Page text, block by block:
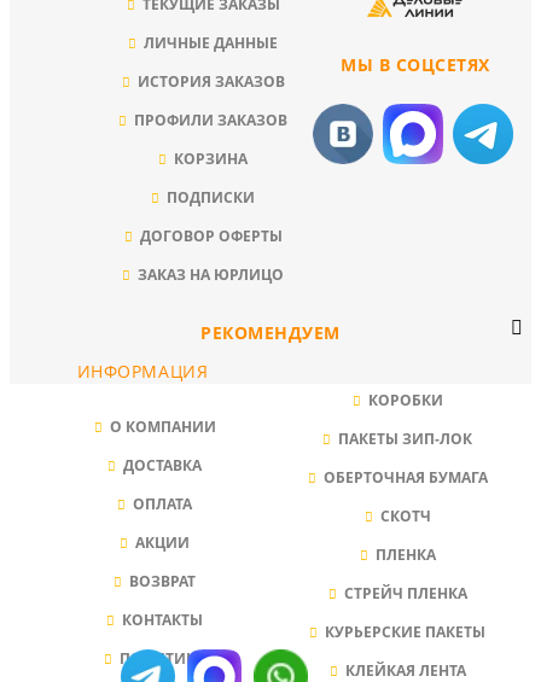
МЫ В СОЦСЕТЯХ
ЛИЧНЫЕ ДАННЫЕ
ИСТОРИЯ ЗАКАЗОВ
ПРОФИЛИ ЗАКАЗОВ
КОРЗИНА
ПОДПИСКИ
ДОГОВОР ОФЕРТЫ
ЗАКАЗ НА ЮРЛИЦО
РЕКОМЕНДУЕМ
КОРОБКИ
ПАКЕТЫ ЗИП-ЛОК
ОБЕРТОЧНАЯ БУМАГА
СКОТЧ
ПЛЕНКА
СТРЕЙЧ ПЛЕНКА
КУРЬЕРСКИЕ ПАКЕТЫ
КЛЕЙКАЯ ЛЕНТА
ИНФОРМАЦИЯ
О КОМПАНИИ
ДОСТАВКА
ОПЛАТА
АКЦИИ
ВОЗВРАТ
КОНТАКТЫ
ПОЛИТИКА